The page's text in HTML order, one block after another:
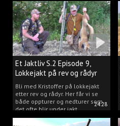
24:28
Et Jaktliv S.2 Episode 9,
Lokkejakt på rev og rådyr
med Kristoffer Clausen
Bli med Kristoffer på lokkejakt
etter rev og rådyr. Her får vi se
både oppturer og nedturer som
det ofte blir under jakt.